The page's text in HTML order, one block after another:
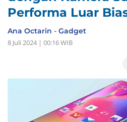
Performa Luar
Ana Octarin - Gadget
8 Juli 2024 | 00:16 WIB